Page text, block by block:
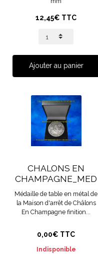
12,45€ TTC
Ajouter au panier
CHALONS EN
CHAMPAGNE_MED
Médaille de table en métal de
la Maison d'arrêt de Châlons
En Champagne finition...
0,00€ TTC
Indisponible